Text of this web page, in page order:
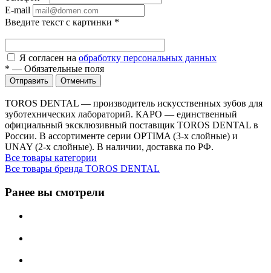
E-mail
Введите текст с картинки *
Я согласен на обработку персональных данных
* — Обязательные поля
Отправить Отменить
TOROS DENTAL — производитель искусственных зубов для
зуботехнических лабораторий. КАРО — единственный
официальный эксклюзивный поставщик TOROS DENTAL в
России. В ассортименте серии OPTIMA (3-х слойные) и
UNAY (2-х слойные). В наличии, доставка по РФ.
Все товары категории
Все товары бренда TOROS DENTAL
Ранее вы смотрели